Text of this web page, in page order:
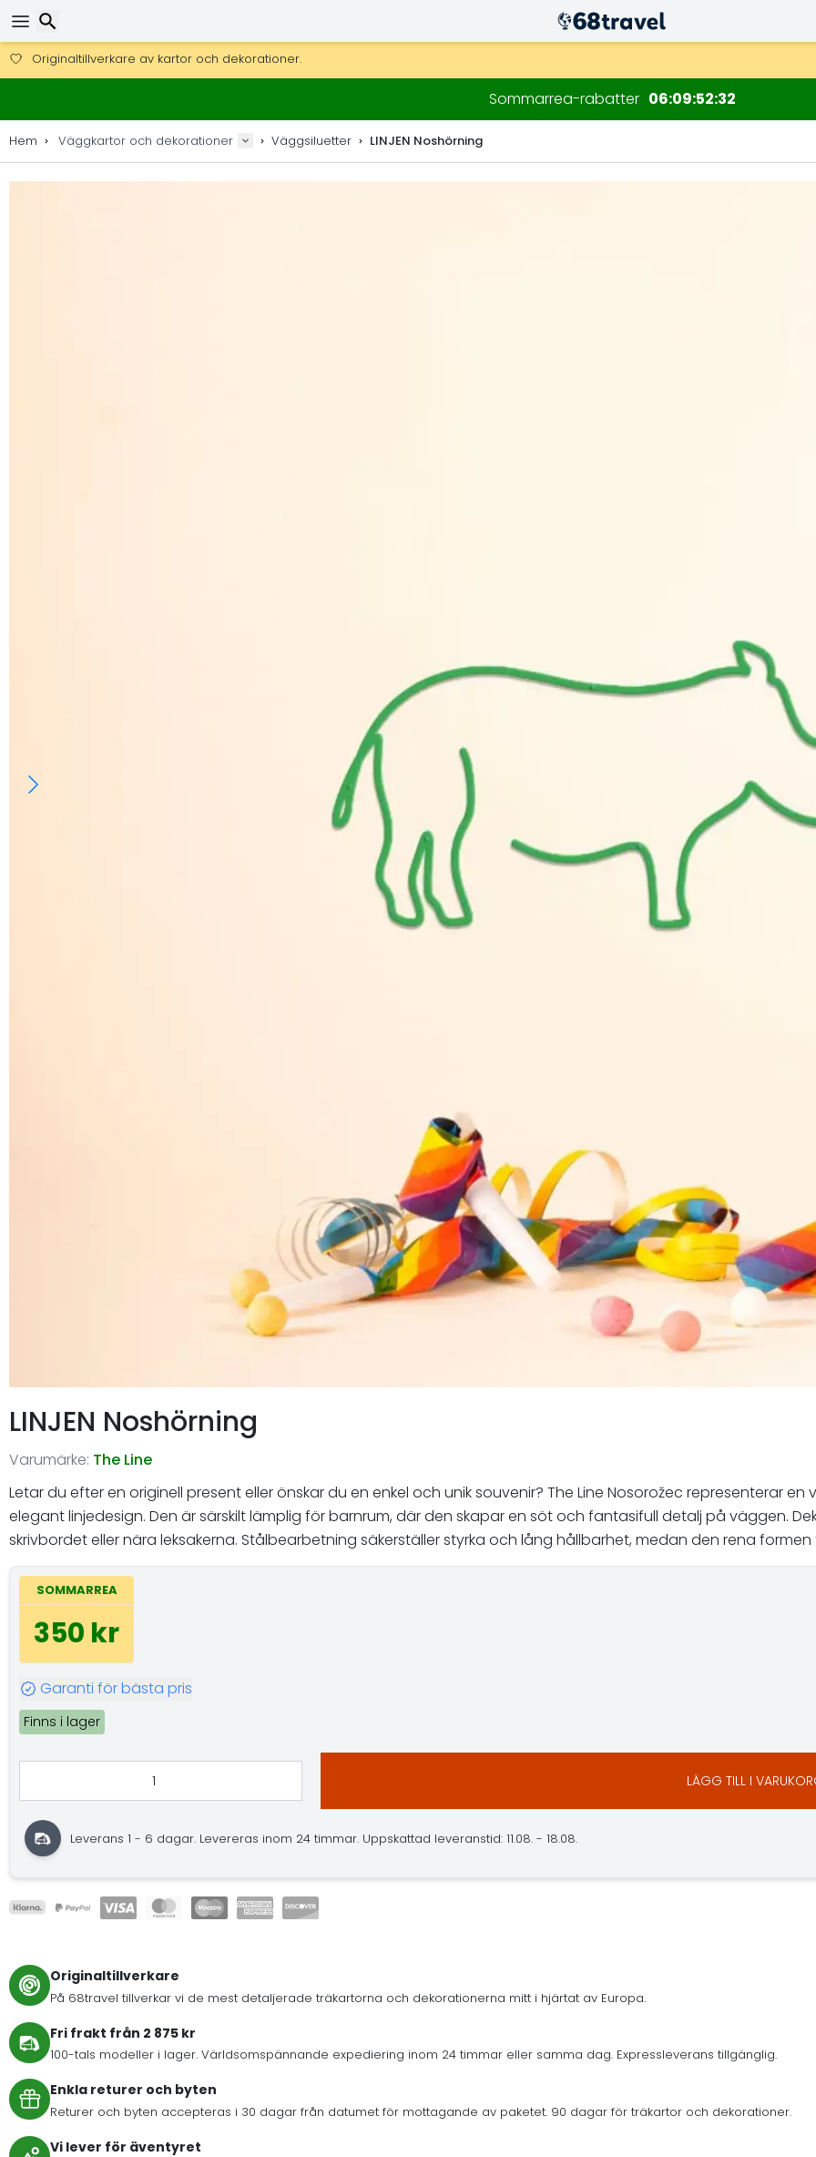
Få fri frakt på beställningar över 2 875 kr.
DHL Express över natten är också tillgängligt.
Sommarrea-rabatter 06095231
Hem Väggkartor och dekorationer Väggsiluetter LINJEN Noshörning
LINJEN Noshörning
Varumärke: The Line
Letar du efter en originell present eller önskar du en enkel och unik souvenir? The Line Nosorožec representerar
elegant linjedesign. Den är särskilt lämplig för barnrum, där den skapar en söt och fantasifull detalj på väggen.
skrivbordet eller nära leksakerna. Stålbearbetning säkerställer styrka och lång hållbarhet, medan den rena
SOMMARREA
350 kr
Garanti för bästa pris
Finns i lager
LÄGG TILL I
Leverans 1 - 6 dagar. Levereras inom 24 timmar. Uppskattad leveranstid: 11.08. - 18.08.
Originaltillverkare
På 68travel tillverkar vi de mest detaljerade träkartorna och dekorationerna mitt i hjärtat av Europa.
Fri frakt från 2 875 kr
100-tals modeller i lager. Världsomspännande expediering inom 24 timmar eller samma dag. Expressleverans tillgänglig.
Enkla returer och byten
Returer och byten accepteras i 30 dagar från datumet för mottagande av paketet. 90 dagar för träkartor och dekorationer.
Vi lever för äventyret